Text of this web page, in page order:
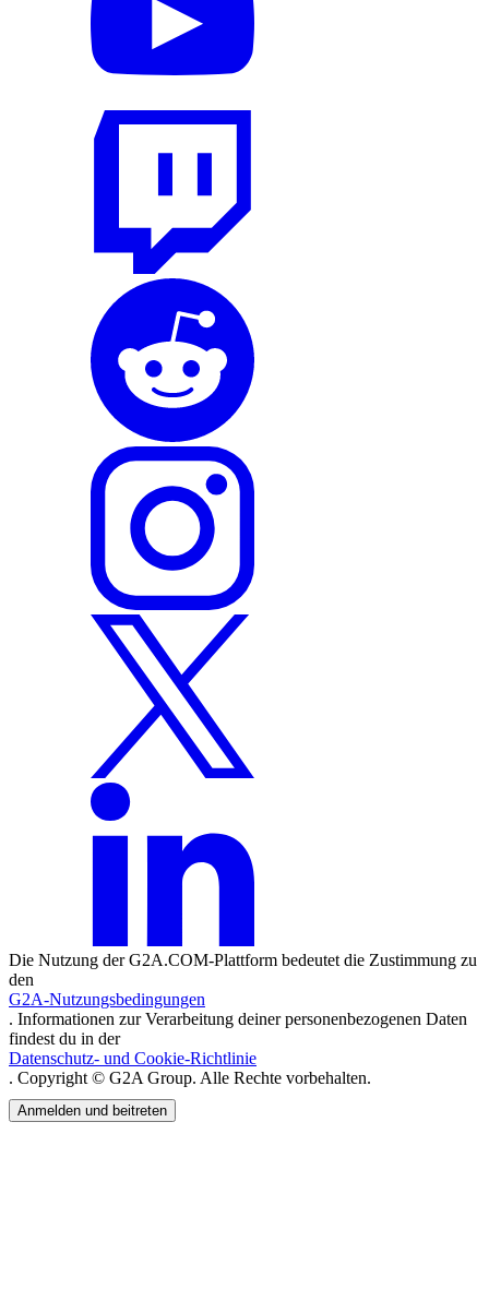
Die Nutzung der G2A.COM-Plattform bedeutet die Zustimmung zu
den
G2A-Nutzungsbedingungen
. Informationen zur Verarbeitung deiner personenbezogenen Daten
findest du in der
Datenschutz- und Cookie-Richtlinie
. Copyright © G2A Group. Alle Rechte vorbehalten.
Anmelden und beitreten